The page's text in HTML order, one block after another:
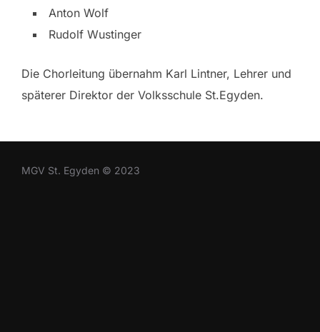
Anton Wolf
Rudolf Wustinger
Die Chorleitung übernahm Karl Lintner, Lehrer und
späterer Direktor der Volksschule St.Egyden.
MGV St. Egyden © 2023